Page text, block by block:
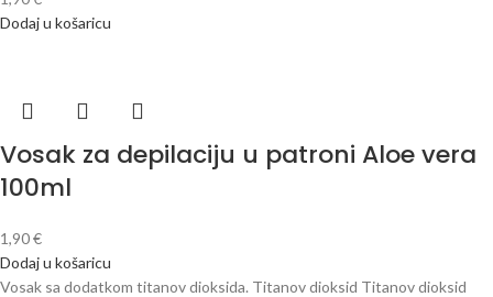
Dodaj u košaricu
Vosak za depilaciju u patroni Aloe vera
100ml
1,90€
Dodaj u košaricu
Vosak sa dodatkom titanov dioksida. Titanov dioksid Titanov dioksid